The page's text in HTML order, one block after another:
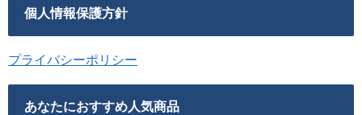
個人情報保護方針
プライバシーポリシー
あなたにおすすめ人気商品